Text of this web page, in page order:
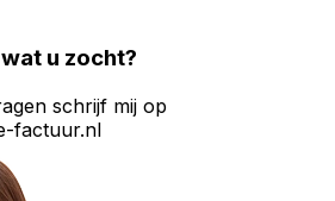
u zocht?
schrijf mij op
factuur.nl